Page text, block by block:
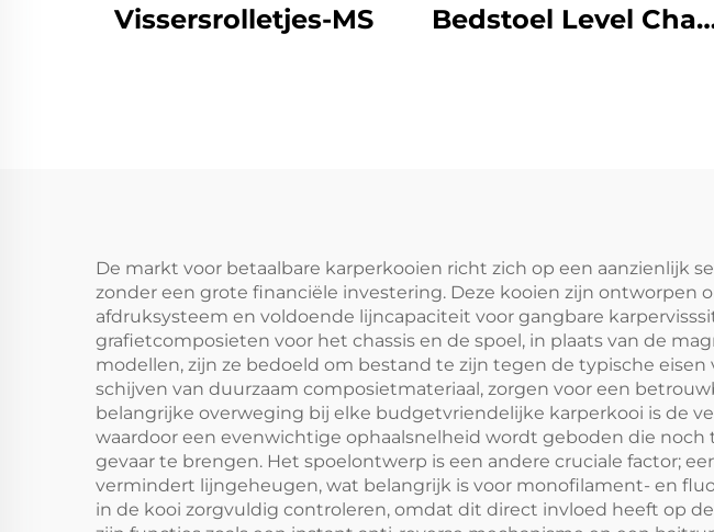
Vissersrolletjes-MS
Bedstoel Level Chair
De markt voor betaalbare karperkooien richt zich op een
zonder een grote financiële investering. Deze kooien zijn
afdruksysteem en voldoende lijncapaciteit voor gangbare
grafietcomposieten voor het chassis en de spoel, in plaats van de
modellen, zijn ze bedoeld om bestand te zijn tegen de typische
schijven van duurzaam composietmateriaal, zorgen voor een
belangrijke overweging bij elke budgetvriendelijke karperkooi is de
waardoor een evenwichtige ophaalsnelheid wordt geboden die
gevaar te brengen. Het spoelontwerp is een andere cruciale factor;
vermindert lijngeheugen, wat belangrijk is voor monofilament- en
in de kooi zorgvuldig controleren, omdat dit direct invloed heeft op